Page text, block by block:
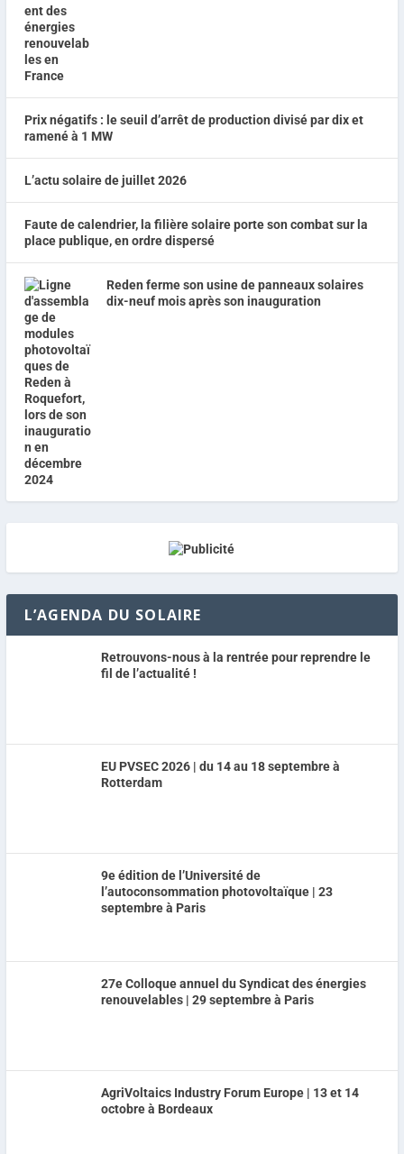
Prix négatifs : le seuil d’arrêt de production divisé par dix et
ramené à 1 MW
L’actu solaire de juillet 2026
Faute de calendrier, la filière solaire porte son combat sur la
place publique, en ordre dispersé
Reden ferme son usine de panneaux solaires
dix-neuf mois après son inauguration
L’AGENDA DU SOLAIRE
Retrouvons-nous à la rentrée pour reprendre le
fil de l’actualité !
EU PVSEC 2026 | du 14 au 18 septembre à
Rotterdam
9e édition de l’Université de
l’autoconsommation photovoltaïque | 23
septembre à Paris
27e Colloque annuel du Syndicat des énergies
renouvelables | 29 septembre à Paris
AgriVoltaics Industry Forum Europe | 13 et 14
octobre à Bordeaux